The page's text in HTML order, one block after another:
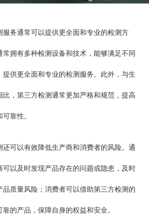
服务通常可以提供更全面和专业的检测方
拥有多种检测设备和技术，能够满足不同
提供更全面和专业的检测服务。此外，与生
比，第三方检测通常更加严格和规范，提高
靠性。
还可以有效降低生产商和消费者的风险。通
可以及时发现产品存在的问题或隐患，及时
品质量风险；消费者可以借助第三方检测的
的产品，保障自身的权益和安全。